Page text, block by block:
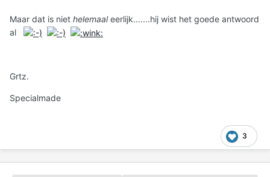
Maar dat is niet helemaaleerlijk.......hij wist het goede antwoord
al
Grtz.
Specialmade
3